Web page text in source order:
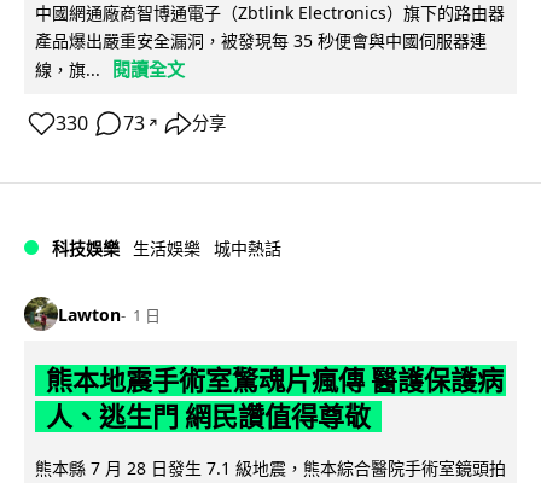
中國網通廠商智博通電子（Zbtlink Electronics）旗下的路由器
產品爆出嚴重安全漏洞，被發現每 35 秒便會與中國伺服器連
線，旗...
閱讀全文
330 73 ↗ 分享
科技娛樂 生活娛樂 城中熱話
Lawton 1 日
熊本地震手術室驚魂片瘋傳 醫護保護病
人、逃生門 網民讚值得尊敬
熊本縣 7 月 28 日發生 7.1 級地震，熊本綜合醫院手術室鏡頭拍